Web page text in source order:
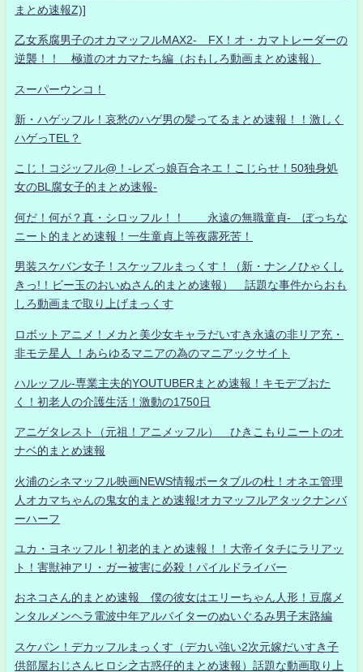
まとめ速報Z)]
乙女系腐男子のオカマッフルMAX2- FX！オ・カマトレーダーの
逆襲！！ 極道のオカマたち編（おもしろ動画まとめ速報）
スーパーウンコ！
新・ハゲッフル！哀愁のハゲ男の髪ってるまとめ速報！！激しく
ハゲっTEL？
こじ！コジッフル@！-レズっ娘百合ネエ！こじらせ！50独身処
女のBL腐女子的まとめ速報-
何だ！何が？真・シロッフル！！ 永遠の無職童貞- ぼっちな
ニート的まとめ速報！一生童貞上等夜露死苦！
男装スケバン女子！スケッフルまっくす！（新・ナンノひゃくし
きっ!！ビー玉のおいぬさん的まとめ速報） 話題な事件からおも
しろ動画まで取り上げまっくす
ロボットアニメ！メカと美少女キャラだいすき永遠の非リア充・
非モテ星人 ！あらゆるマニアの為のマニアックサイト
ハルッフル-専業主夫的YOUTUBERまとめ速報！キモデブおた
く！初老人の介護生活！激動の1750日
アニゲタレスト（元祖！アニメッフル） ひきこもりニートのオ
ナベ的まとめ速報
火浦のシネマッフル映画NEWS情報ポータブルの杜！オネエ管理
人オカマちゃんの鬼女的まとめ速報!オカマッフルアタックナンバ
ーハーフ
ユカ・ヨネッフル！初老的まとめ速報！！大帝イタチにラリアッ
ト！害獣神アリ・ガー被害に必殺！パイルドライバー
おネコさん的まとめ速報 僕の彼女はエリーちゃん人形！豆腐メ
ンタルメンヘラ電波中年アルバイターのぬいぐるみ男子末路編
スケバン！デカッフルまっくす（デカい強い2次元嫁だいすき子
供部屋おじさんヒロシ之古惑仔的まとめ速報）話題な動画取り上